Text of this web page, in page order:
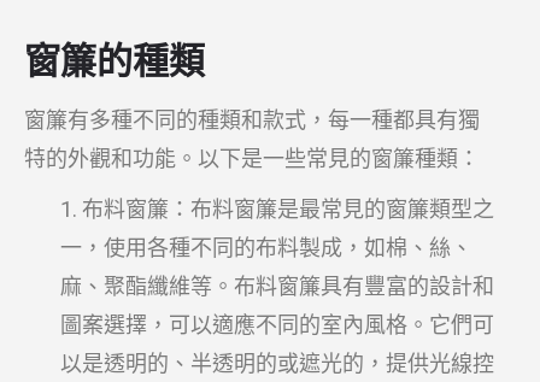
窗簾的種類
窗簾有多種不同的種類和款式，每一種都具有獨
特的外觀和功能。以下是一些常見的窗簾種類：
布料窗簾：布料窗簾是最常見的窗簾類型之
一，使用各種不同的布料製成，如棉、絲、
麻、聚酯纖維等。布料窗簾具有豐富的設計和
圖案選擇，可以適應不同的室內風格。它們可
以是透明的、半透明的或遮光的，提供光線控